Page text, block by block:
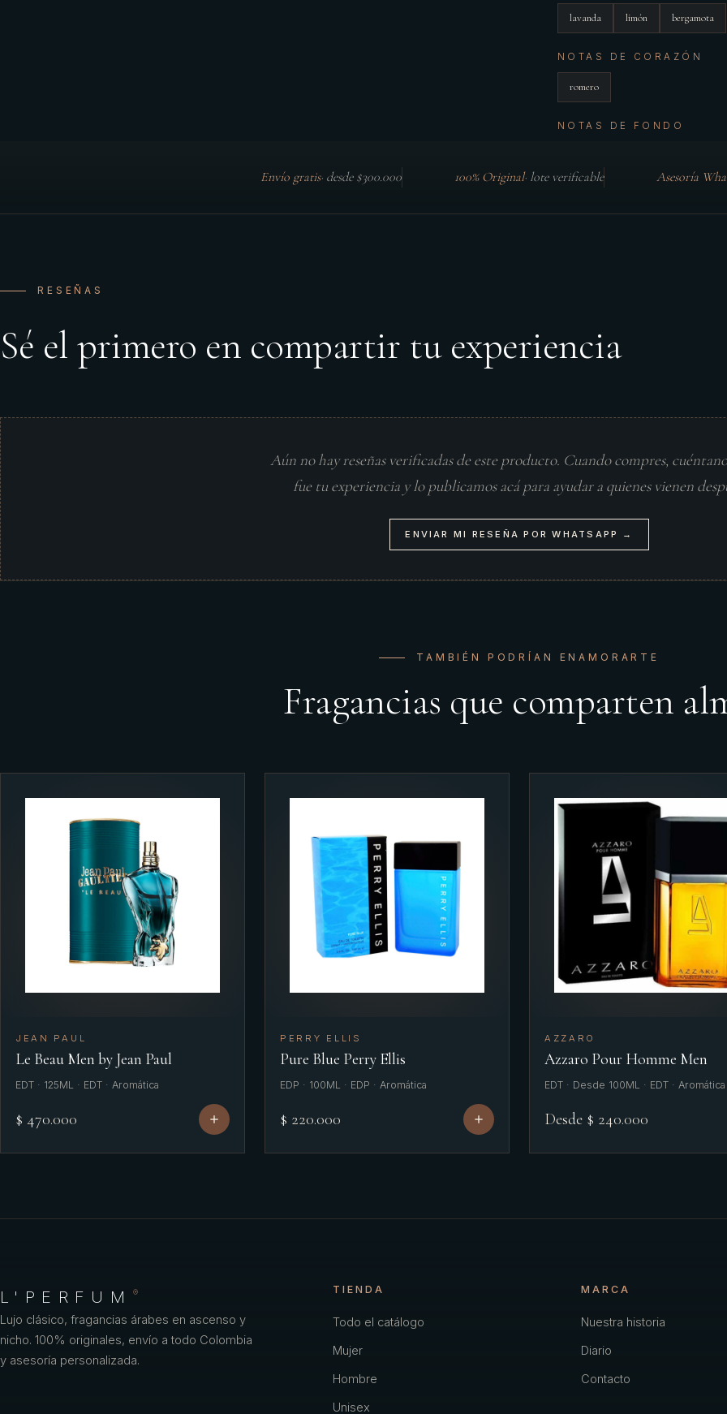
lavanda limón bergamota
NOTAS DE CORAZÓN
romero
NOTAS DE FONDO
Envío gratis· desde $300.000 100% Original· lote verificable Asesoría
RESEÑAS
Sé el primero en compartir tu experiencia
Aún no hay reseñas verificadas de este producto. Cuando compres,
fue tu experiencia y lo publicamos acá para ayudar a quienes vienen
ENVIAR MI RESEÑA POR WHATSAPP →
TAMBIÉN PODRÍAN ENAMORARTE
Fragancias que comparten
JEAN PAUL
Le Beau Men by Jean Paul
EDT · 125ML · EDT · Aromática
$ 470.000
PERRY ELLIS
Pure Blue Perry Ellis
EDP · 100ML · EDP · Aromática
$ 220.000
AZZARO
Azzaro Pour Homme Men
EDT · Desde 100ML · EDT · Aromática
Desde $ 240.000
L'PERFUM ®
Lujo clásico, fragancias árabes en ascenso y
nicho. 100% originales, envío a todo Colombia
y asesoría personalizada.
TIENDA
Todo el catálogo
Mujer
Hombre
Unisex
MARCA
Nuestra historia
Diario
Contacto